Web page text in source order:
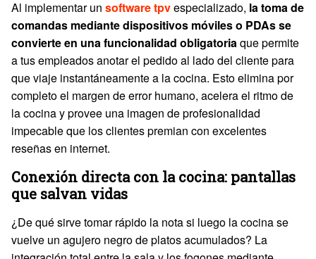
Al implementar un software tpvespecializado, la toma de
comandas mediante dispositivos móviles o PDAs se
convierte en una funcionalidad obligatoriaque permite
a tus empleados anotar el pedido al lado del cliente para
que viaje instantáneamente a la cocina. Esto elimina por
completo el margen de error humano, acelera el ritmo de
la cocina y provee una imagen de profesionalidad
impecable que los clientes premian con excelentes
reseñas en internet.
Conexión directa con la cocina: pantallas
que salvan vidas
¿De qué sirve tomar rápido la nota si luego la cocina se
vuelve un agujero negro de platos acumulados? La